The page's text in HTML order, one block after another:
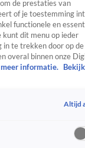
de prestaties van
of je toestemming
functionele en
kunt dit menu op ieder
in te trekken door op de
overal binnen onze
informatie.
Altijd